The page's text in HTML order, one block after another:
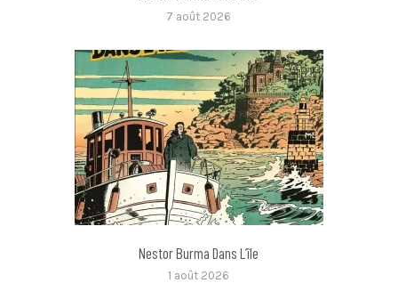
7 août 2026
Nestor Burma Dans L’île
1 août 2026